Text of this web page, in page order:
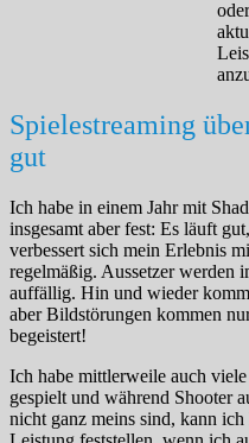
Spielestreaming
gut
Ich habe in einem Jahr mit
insgesamt aber fest: Es läuft
verbessert sich mein Erlebnis
regelmäßig. Aussetzer werden
auffällig. Hin und wieder
aber Bildstörungen kommen
begeistert!
Ich habe mittlerweile auch
gespielt und während Shooter
nicht ganz meins sind, kann